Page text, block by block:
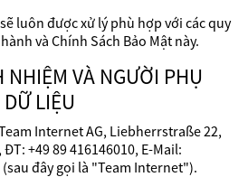
luôn được xử lý phù hợp với các quy
và Chính Sách Bảo Mật này.
NHIỆM VÀ NGƯỜI PHỤ
LIỆU
Internet AG, Liebherrstraße 22,
+49 89 416146010, E-Mail:
đây gọi là "Team Internet").